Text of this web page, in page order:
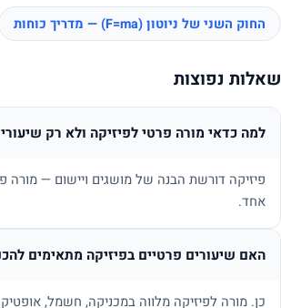
החוק השני של ניוטון (F=ma) — מדריך כוחות
שאלות נפוצות
למה כדאי מורה פרטי לפיזיקה ולא רק
פיזיקה דורשת הבנה של מושגים ויישום — מורה
אחד.
האם שיעורים פרטיים בפיזיקה מתאימים
כן. מורה לפיזיקה מלווה במכניקה, חשמל,